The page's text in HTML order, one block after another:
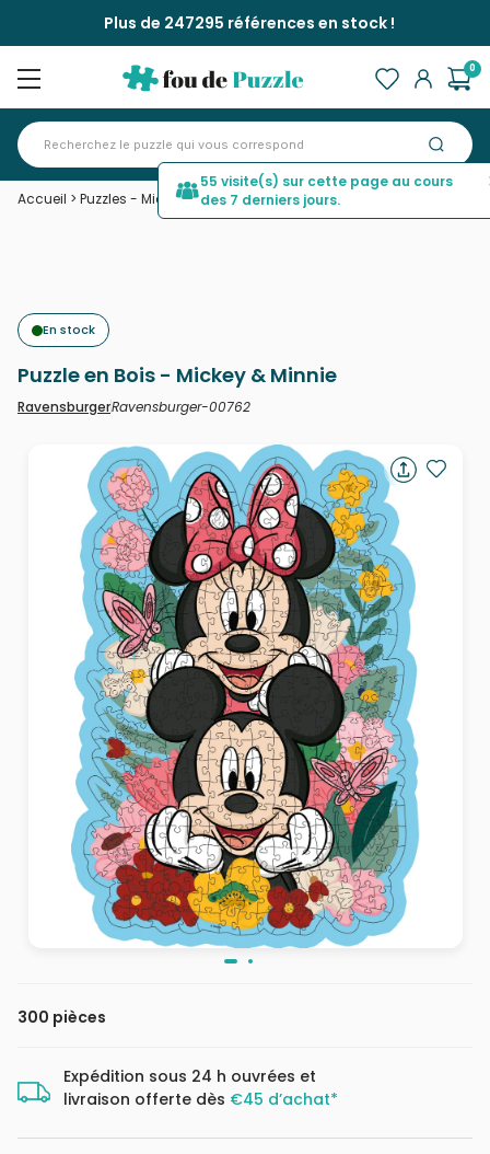
Plus de 247295 références en stock !
0
Accueil > Puzzles - Mickey et Minnie >Puzzle en Bois - Mickey & Minnie
En stock
Puzzle en Bois - Mickey & Minnie
RavensburgerRavensburger-00762
300 pièces
Expédition sous 24 h ouvrées et
livraison offerte dès €45 d’achat*
55 visite(s) sur cette page au cours
des 7 derniers jours.